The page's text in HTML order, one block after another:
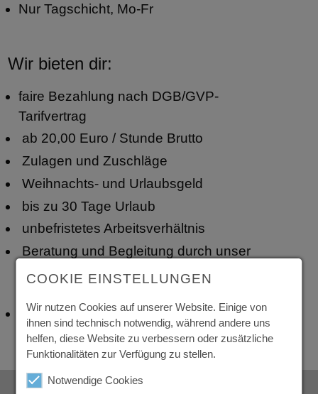
Nur Tagschicht, Mo-Fr
Wir bieten dir:
faire Bezahlung nach DGB/GVP-
Tarifvertrag
ab 20,00 Euro / Stunde Brutto
Zulagen und Zuschläge
Weihnachts- und Urlaubsgeld
bis zu 30 Tage Urlaub
unbefristetes Arbeitsverhältnis
Beratung und Begleitung durch unser
erfahrenes GFZ -Team in allen Belangen
kostenfreie Arbeits- und
Sicherheitskleidung
COOKIE EINSTELLUNGEN
Wir nutzen Cookies auf unserer Website. Einige von
ihnen sind technisch notwendig, während andere uns
helfen, diese Website zu verbessern oder zusätzliche
Funktionalitäten zur Verfügung zu stellen.
Notwendige Cookies